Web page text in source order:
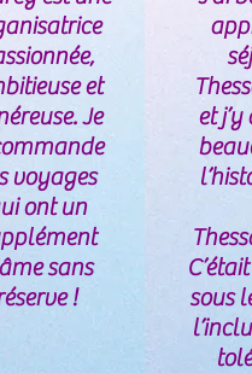
et
Je
voyages
ont un
sans
!
et
sous